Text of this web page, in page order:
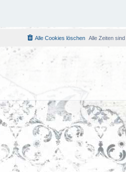
Alle Zeiten sind
Alle Cookies löschen